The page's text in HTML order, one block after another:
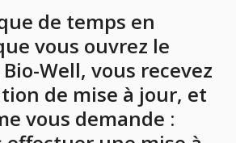
de temps en
vous ouvrez le
Well, vous recevez
de mise à jour, et
vous demande :